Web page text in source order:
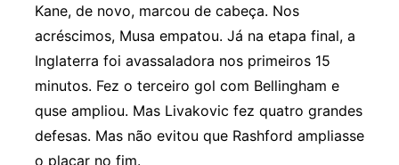
Kane, de novo, marcou de cabeça. Nos
acréscimos, Musa empatou. Já na etapa final, a
Inglaterra foi avassaladora nos primeiros 15
minutos. Fez o terceiro gol com Bellingham e
quse ampliou. Mas Livakovic fez quatro grandes
defesas. Mas não evitou que Rashford ampliasse
o placar no fim.